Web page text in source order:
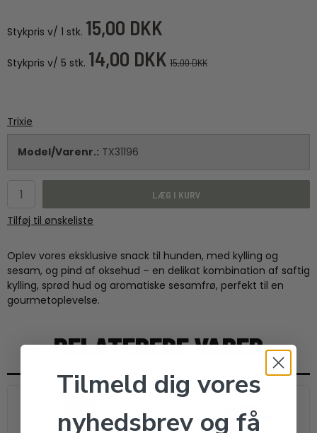
Stykpris v/ 1 stk. 15,00 DKK
Stykpris v/ 5 stk. 14,00 DKK 15,00 DKK
Trixie
Model/Varenr.: TX31196
LÆG I KURV
Tilføj til ønskeliste
Oplev vores eksklusive snack til hunden, med kylling og
sesam, og pind af oksehud – en delikat kombination af saftig
kylling, sprød hud og aromatiske sesamfrø, perfekt til en
gourmetoplevelse.
RELATEREDE VARER
Tilmeld dig vores
nyhedsbrev og få